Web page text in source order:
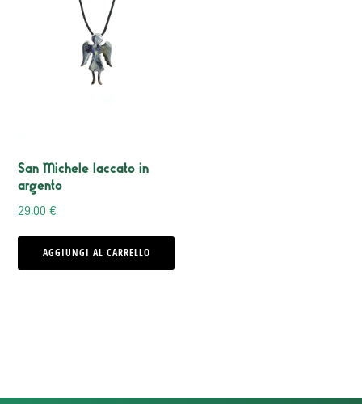
San Michele laccato in
argento
29,00 €
AGGIUNGI AL CARRELLO